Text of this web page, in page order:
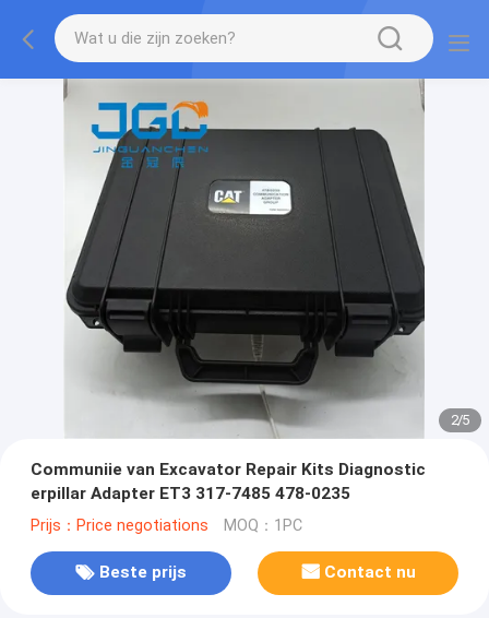
2/5
Communiie van Excavator Repair Kits Diagnostic
erpillar Adapter ET3 317-7485 478-0235
Prijs：Price negotiations MOQ：1PC
Beste prijs Contact nu